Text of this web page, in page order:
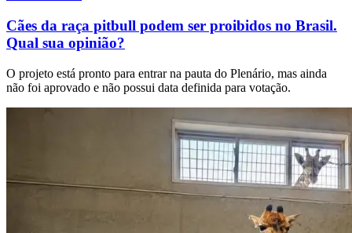
Cães da raça pitbull podem ser proibidos no Brasil.
Qual sua opinião?
O projeto está pronto para entrar na pauta do Plenário, mas ainda
não foi aprovado e não possui data definida para votação.